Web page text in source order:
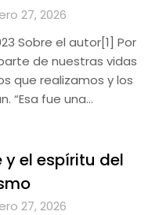
27, 2026
Sobre el autor[1] Por
de nuestras vidas
que realizamos y los
“Esa fue una…
el espíritu del
27, 2026